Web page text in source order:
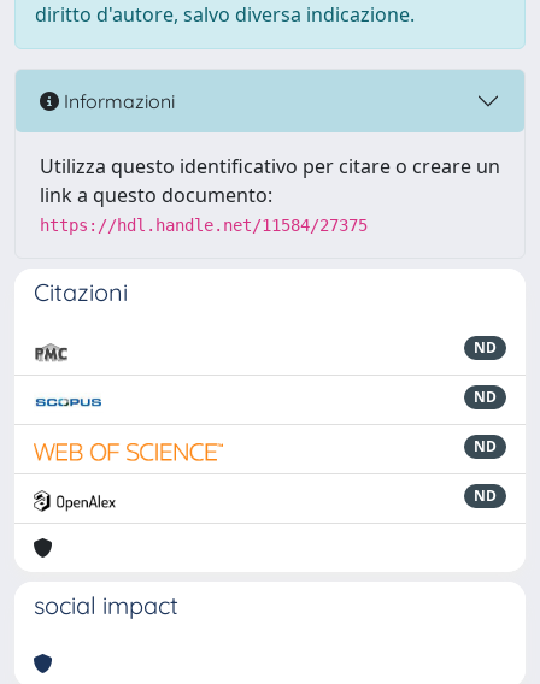
diritto d'autore, salvo diversa indicazione.
Informazioni
Utilizza questo identificativo per citare o creare un
link a questo documento:
https://hdl.handle.net/11584/27375
Citazioni
ND
ND
ND
ND
social impact